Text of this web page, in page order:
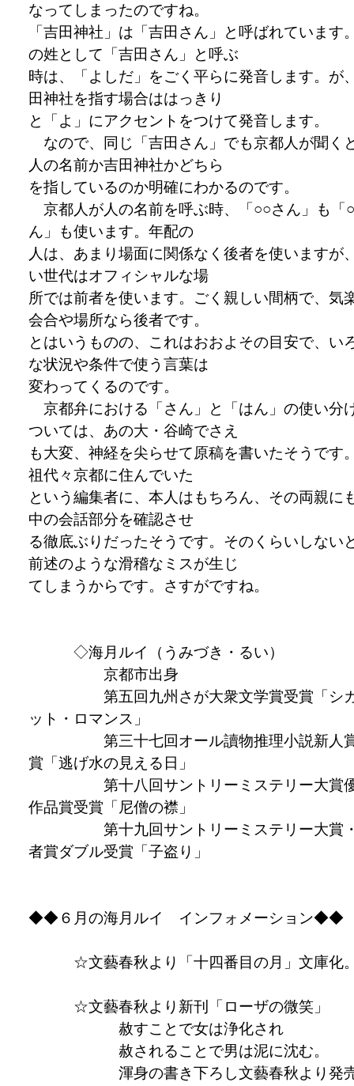
なってしまったのですね。
「吉田神社」は「吉田さん」と呼ばれています
の姓として「吉田さん」と呼ぶ
時は、「よしだ」をごく平らに発音します。が
田神社を指す場合ははっきり
と「よ」にアクセントをつけて発音します。
なので、同じ「吉田さん」でも京都人が聞く
人の名前か吉田神社かどちら
を指しているのか明確にわかるのです。
京都人が人の名前を呼ぶ時、「○○さん」も「
ん」も使います。年配の
人は、あまり場面に関係なく後者を使いますが
い世代はオフィシャルな場
所では前者を使います。ごく親しい間柄で、気
会合や場所なら後者です。
とはいうものの、これはおおよその目安で、い
な状況や条件で使う言葉は
変わってくるのです。
京都弁における「さん」と「はん」の使い分
ついては、あの大・谷崎でさえ
も大変、神経を尖らせて原稿を書いたそうです
祖代々京都に住んでいた
という編集者に、本人はもちろん、その両親に
中の会話部分を確認させ
る徹底ぶりだったそうです。そのくらいしない
前述のような滑稽なミスが生じ
てしまうからです。さすがですね。
◇海月ルイ（うみづき・るい）
京都市出身
第五回九州さが大衆文学賞受賞「シ
ット・ロマンス」
第三十七回オール讀物推理小説新人
賞「逃げ水の見える日」
第十八回サントリーミステリー大賞
作品賞受賞「尼僧の襟」
第十九回サントリーミステリー大賞
者賞ダブル受賞「子盗り」
◆◆６月の海月ルイ インフォメーション◆◆
☆文藝春秋より「十四番目の月」文庫化
☆文藝春秋より新刊「ローザの微笑」
赦すことで女は浄化され
赦されることで男は泥に沈む。
渾身の書き下ろし文藝春秋より発